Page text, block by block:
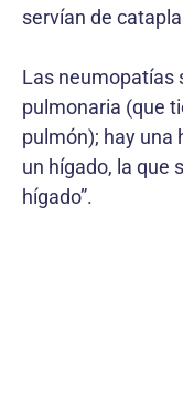
servían de
Las neumopatías
pulmonaria (que
pulmón); hay una
un hígado, la que
hígado”.